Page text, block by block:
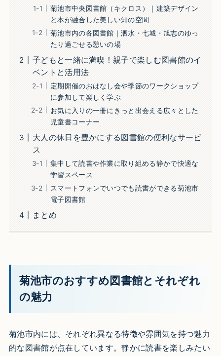
菊池市中央図書館（キクロス）｜建築デザイン
と本が融合した美しい知の空間
菊池市内の各図書館｜泗水・七城・旭志のゆっ
たり過ごせる憩いの場
子どもと一緒に満喫！親子で楽しむ図書館のイ
ベントと活用法
定期開催のおはなし会や季節のワークショップ
に参加して楽しく学ぶ
お気に入りの一冊にきっと出会える広々とした
児童書コーナー
大人の休日を豊かにする図書館の便利なサービ
ス
集中して読書や作業に取り組める静かで快適な
学習スペース
スマートフォンでいつでも読書ができる菊池市
電子図書館
まとめ
菊池市のおすすめ図書館とそれぞれ
の魅力
菊池市内には、それぞれ異なる特徴や雰囲気を持つ魅力
的な図書館が点在しています。静かに読書を楽しみたい